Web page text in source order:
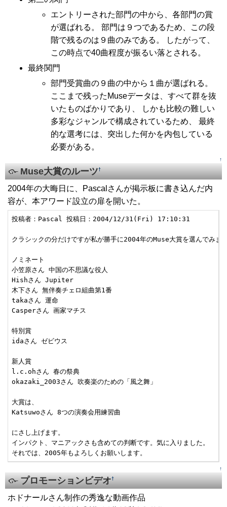
エントリーされた部門の中から、各部門の賞
が選ばれる。 部門は９つであるため、この段
階で残るのは９曲のみである。 したがって、
この時点で40曲程度が振るい落とされる。
最終関門
部門受賞曲の９曲の中から１曲が選ばれる。
ここまで残ったMuseデータは、すべて群を抜
いたものばかりであり、 しかも比較の難しい
多彩なジャンルで構成されているため、 最終
的な選考には、突出した何かを内包している
必要がある。
↑
Muse大賞のルーツ†
2004年の大晦日に、Pascalさんが掲示板に書き込んだ内
容が、本アワード設立の扉を開いた。
投稿者：Pascal 投稿日：2004/12/31(Fri) 17:10:31
クラシックの分だけですが私が勝手に2004年のMuse大賞を選んでみま
ノミネート
小笠原さん 中国の不思議な役人
Hishさん Jupiter
木下さん 無伴奏チェロ組曲第1番
takaさん 運命
Casperさん 画家マチス
特別賞
idaさん ゼビウス
新人賞
l.c.ohさん 春の祭典
okazaki_2003さん 吹奏楽のための「風之舞」
大賞は、
Katsuwoさん 8つの演奏会用練習曲
にさし上げます。
インパクト、マニアックさも含めての判断です。気に入りました。
それでは、2005年もよろしくお願いします。
↑
プロモーションビデオ†
ホドナールさん制作の秀逸な動画作品